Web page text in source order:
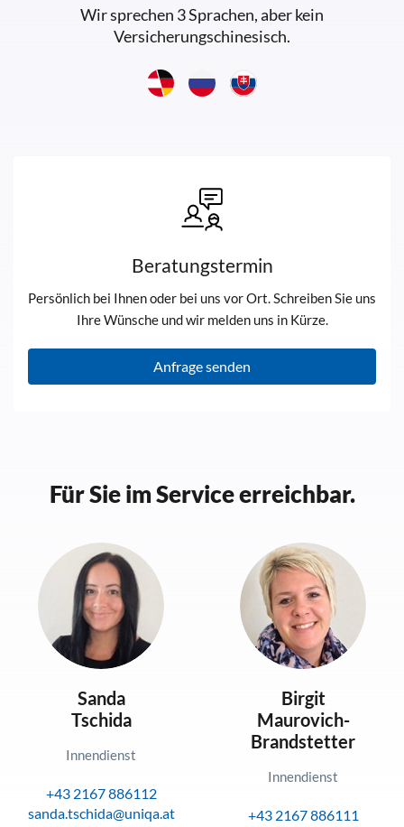
Wir sprechen 3 Sprachen, aber kein
Versicherungschinesisch.
Beratungstermin
Persönlich bei Ihnen oder bei uns vor Ort. Schreiben Sie uns
Ihre Wünsche und wir melden uns in Kürze.
Anfrage senden
Für Sie im Service erreichbar.
Sanda
Tschida
Innendienst
+43 2167 886112
sanda.tschida@uniqa.at
Birgit
Maurovich-
Brandstetter
Innendienst
+43 2167 886111